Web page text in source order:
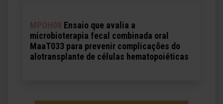
MPOH08 Ensaio que avalia a
microbioterapia fecal combinada oral
MaaT033 para prevenir complicações do
alotransplante de células hematopoiéticas